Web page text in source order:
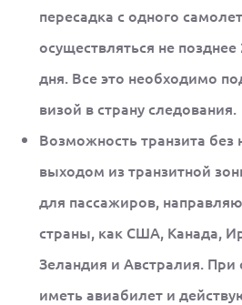
пересадка с одного
осуществляться не
дня. Все это необходимо
визой в страну следования.
Возможность транзита без
выходом из транзитной
для пассажиров,
страны, как США, Канада,
Зеландия и Австралия.
иметь авиабилет и